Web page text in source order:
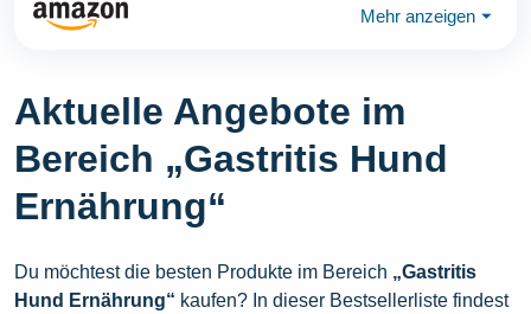
Mehr anzeigen ⏷
Aktuelle Angebote im
Bereich „Gastritis Hund
Ernährung“
Du möchtest die besten Produkte im Bereich „Gastritis
Hund Ernährung“ kaufen? In dieser Bestsellerliste findest